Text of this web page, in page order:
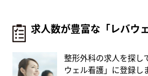
求人数が豊富な「レバウ
整形外科の求人を探し
ウェル看護」に登録し